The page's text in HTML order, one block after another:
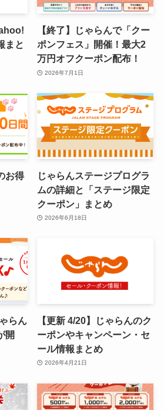
まと
【終了】じゃらんで「クー
ポンフェス」開催！最大2
万円オフクーポン配布！
2026年7月1日
お得
じゃらんステージプログラ
ムの詳細と「ステージ限定
クーポン」まとめ
2026年6月18日
らん
開
【更新 4/20】じゃらんのク
ーポンやキャンペーン・セ
ール情報まとめ
2026年4月21日